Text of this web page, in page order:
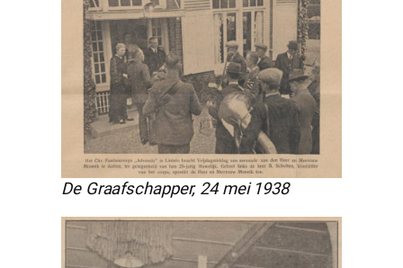
De Graafschapper, 24 mei 1938